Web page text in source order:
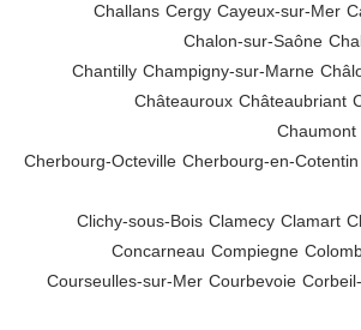
Cayeux-sur-Mer
Cergy
Challans
Chalon-sur-Saône
Champigny-sur-Marne
Chantilly
Châteaubriant
Châteauroux
Chaumont
Cherbourg-en-Cotentin
Cherbourg-Octeville
Clamart
Clamecy
Clichy-sous-Bois
Compiegne
Concarneau
Courbevoie
Courseulles-sur-Mer